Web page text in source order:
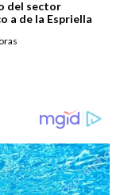
del sector
a de la Espriella